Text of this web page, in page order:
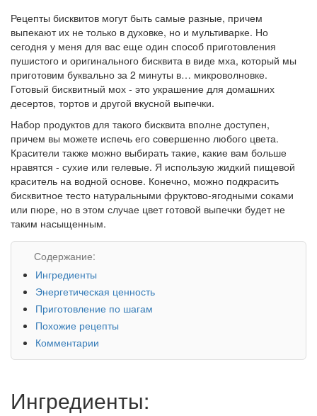
Рецепты бисквитов могут быть самые разные, причем
выпекают их не только в духовке, но и мультиварке. Но
сегодня у меня для вас еще один способ приготовления
пушистого и оригинального бисквита в виде мха, который мы
приготовим буквально за 2 минуты в… микроволновке.
Готовый бисквитный мох - это украшение для домашних
десертов, тортов и другой вкусной выпечки.
Набор продуктов для такого бисквита вполне доступен,
причем вы можете испечь его совершенно любого цвета.
Красители также можно выбирать такие, какие вам больше
нравятся - сухие или гелевые. Я использую жидкий пищевой
краситель на водной основе. Конечно, можно подкрасить
бисквитное тесто натуральными фруктово-ягодными соками
или пюре, но в этом случае цвет готовой выпечки будет не
таким насыщенным.
Содержание:
Ингредиенты
Энергетическая ценность
Приготовление по шагам
Похожие рецепты
Комментарии
Ингредиенты: